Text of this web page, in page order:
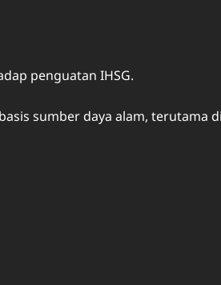
penguatan IHSG.
sumber daya alam, terutama